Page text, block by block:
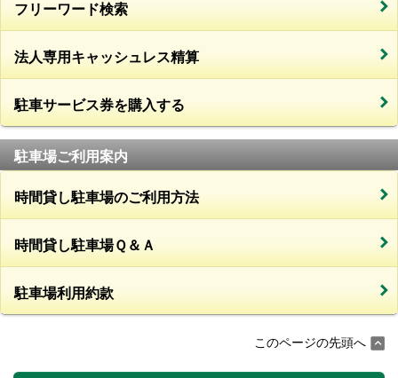
フリーワード検索
法人専用キャッシュレス精算
駐車サービス券を購入する
駐車場ご利用案内
時間貸し駐車場のご利用方法
時間貸し駐車場Ｑ＆Ａ
駐車場利用約款
このページの先頭へ